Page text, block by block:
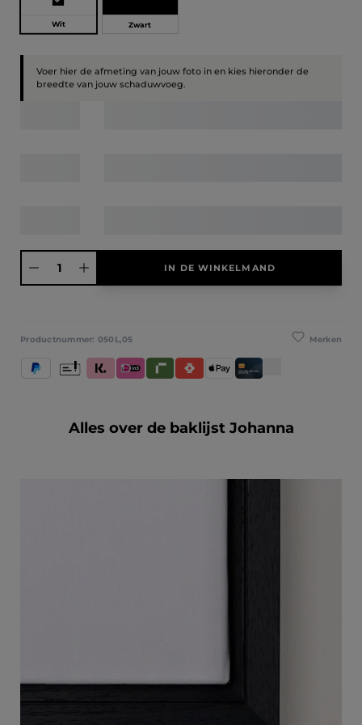
Wit Zwart
Voer hier de afmeting van jouw foto in en kies hieronder de
breedte van jouw schaduwvoeg.
IN DE WINKELMAND
Merken
Productnummer: 050L,05
PayPal Klarna (Achteraf betalen / In delen betalen / Direct
iDeal IN3RivertySatispayApple PayCreditcard / Betaalpas
Vooruitbetaling
Alles over de baklijst Johanna